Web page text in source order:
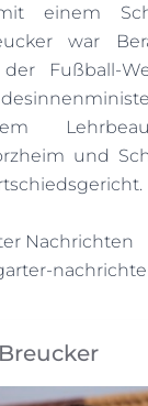
einem
war
Fußball-
und
Nachrichten